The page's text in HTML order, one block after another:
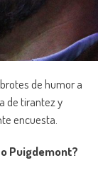
de humor a
de tirantez y
encuesta.
Puigdemont?